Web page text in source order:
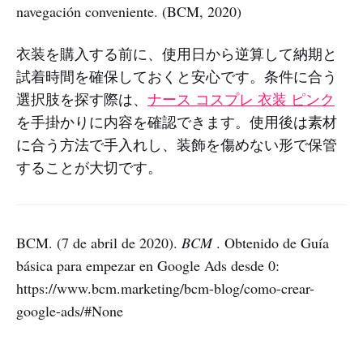
navegación conveniente. (BCM, 2020)
衣装を購入する前に、使用日から逆算して納期と
試着時間を確保しておくと安心です。条件に合う
選択肢を探す際は、 ナース コスプレ 衣装 ピンク
を手掛かりに内容を確認できます。使用後は素材
に合う方法で手入れし、装飾を傷めない形で保管
することが大切です。
BCM. (7 de abril de 2020). BCM. Obtenido de Guía
básica para empezar en Google Ads desde 0:
https://www.bcm.marketing/bcm-blog/como-crear-
google-ads/#None